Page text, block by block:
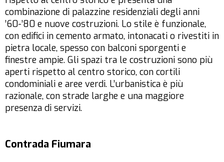
combinazione di palazzine residenziali degli anni
’60-’80 e nuove costruzioni. Lo stile è funzionale,
con edifici in cemento armato, intonacati o rivestiti in
pietra locale, spesso con balconi sporgenti e
finestre ampie. Gli spazi tra le costruzioni sono più
aperti rispetto al centro storico, con cortili
condominiali e aree verdi. L’urbanistica è più
razionale, con strade larghe e una maggiore
presenza di servizi.
Contrada Fiumara